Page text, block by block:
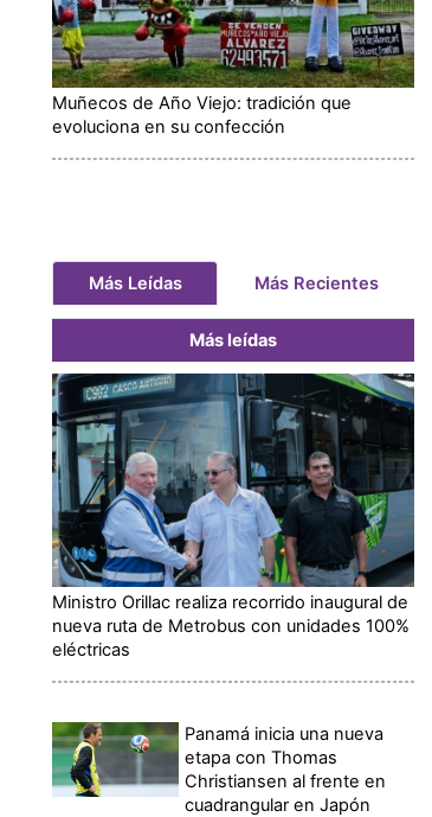
Muñecos de Año Viejo: tradición que
evoluciona en su confección
Más Leídas Más Recientes
Más leídas
Ministro Orillac realiza recorrido inaugural de
nueva ruta de Metrobus con unidades 100%
eléctricas
Panamá inicia una nueva
etapa con Thomas
Christiansen al frente en
cuadrangular en Japón